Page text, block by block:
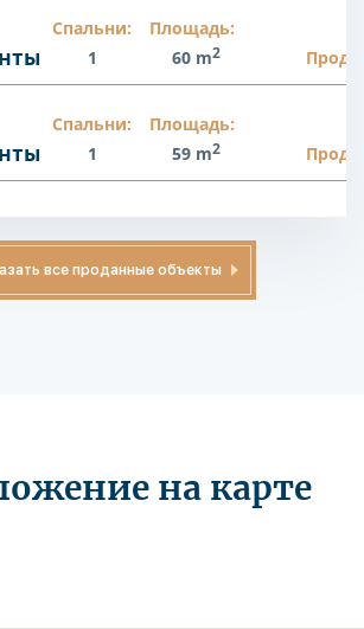
Спальни:
1
Площадь:
60 m2
Спальни:
1
Площадь:
59 m2
все проданные объекты
на карте